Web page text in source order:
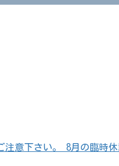
下さい。 8月の臨時